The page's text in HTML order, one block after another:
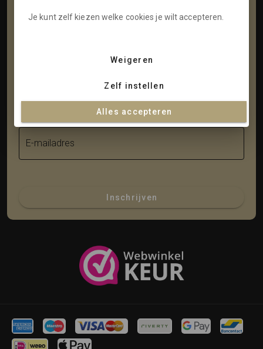
E-mailadres
Inschrijven
Je kunt zelf kiezen welke cookies je wilt accepteren.
Weigeren
Zelf instellen
Alles accepteren